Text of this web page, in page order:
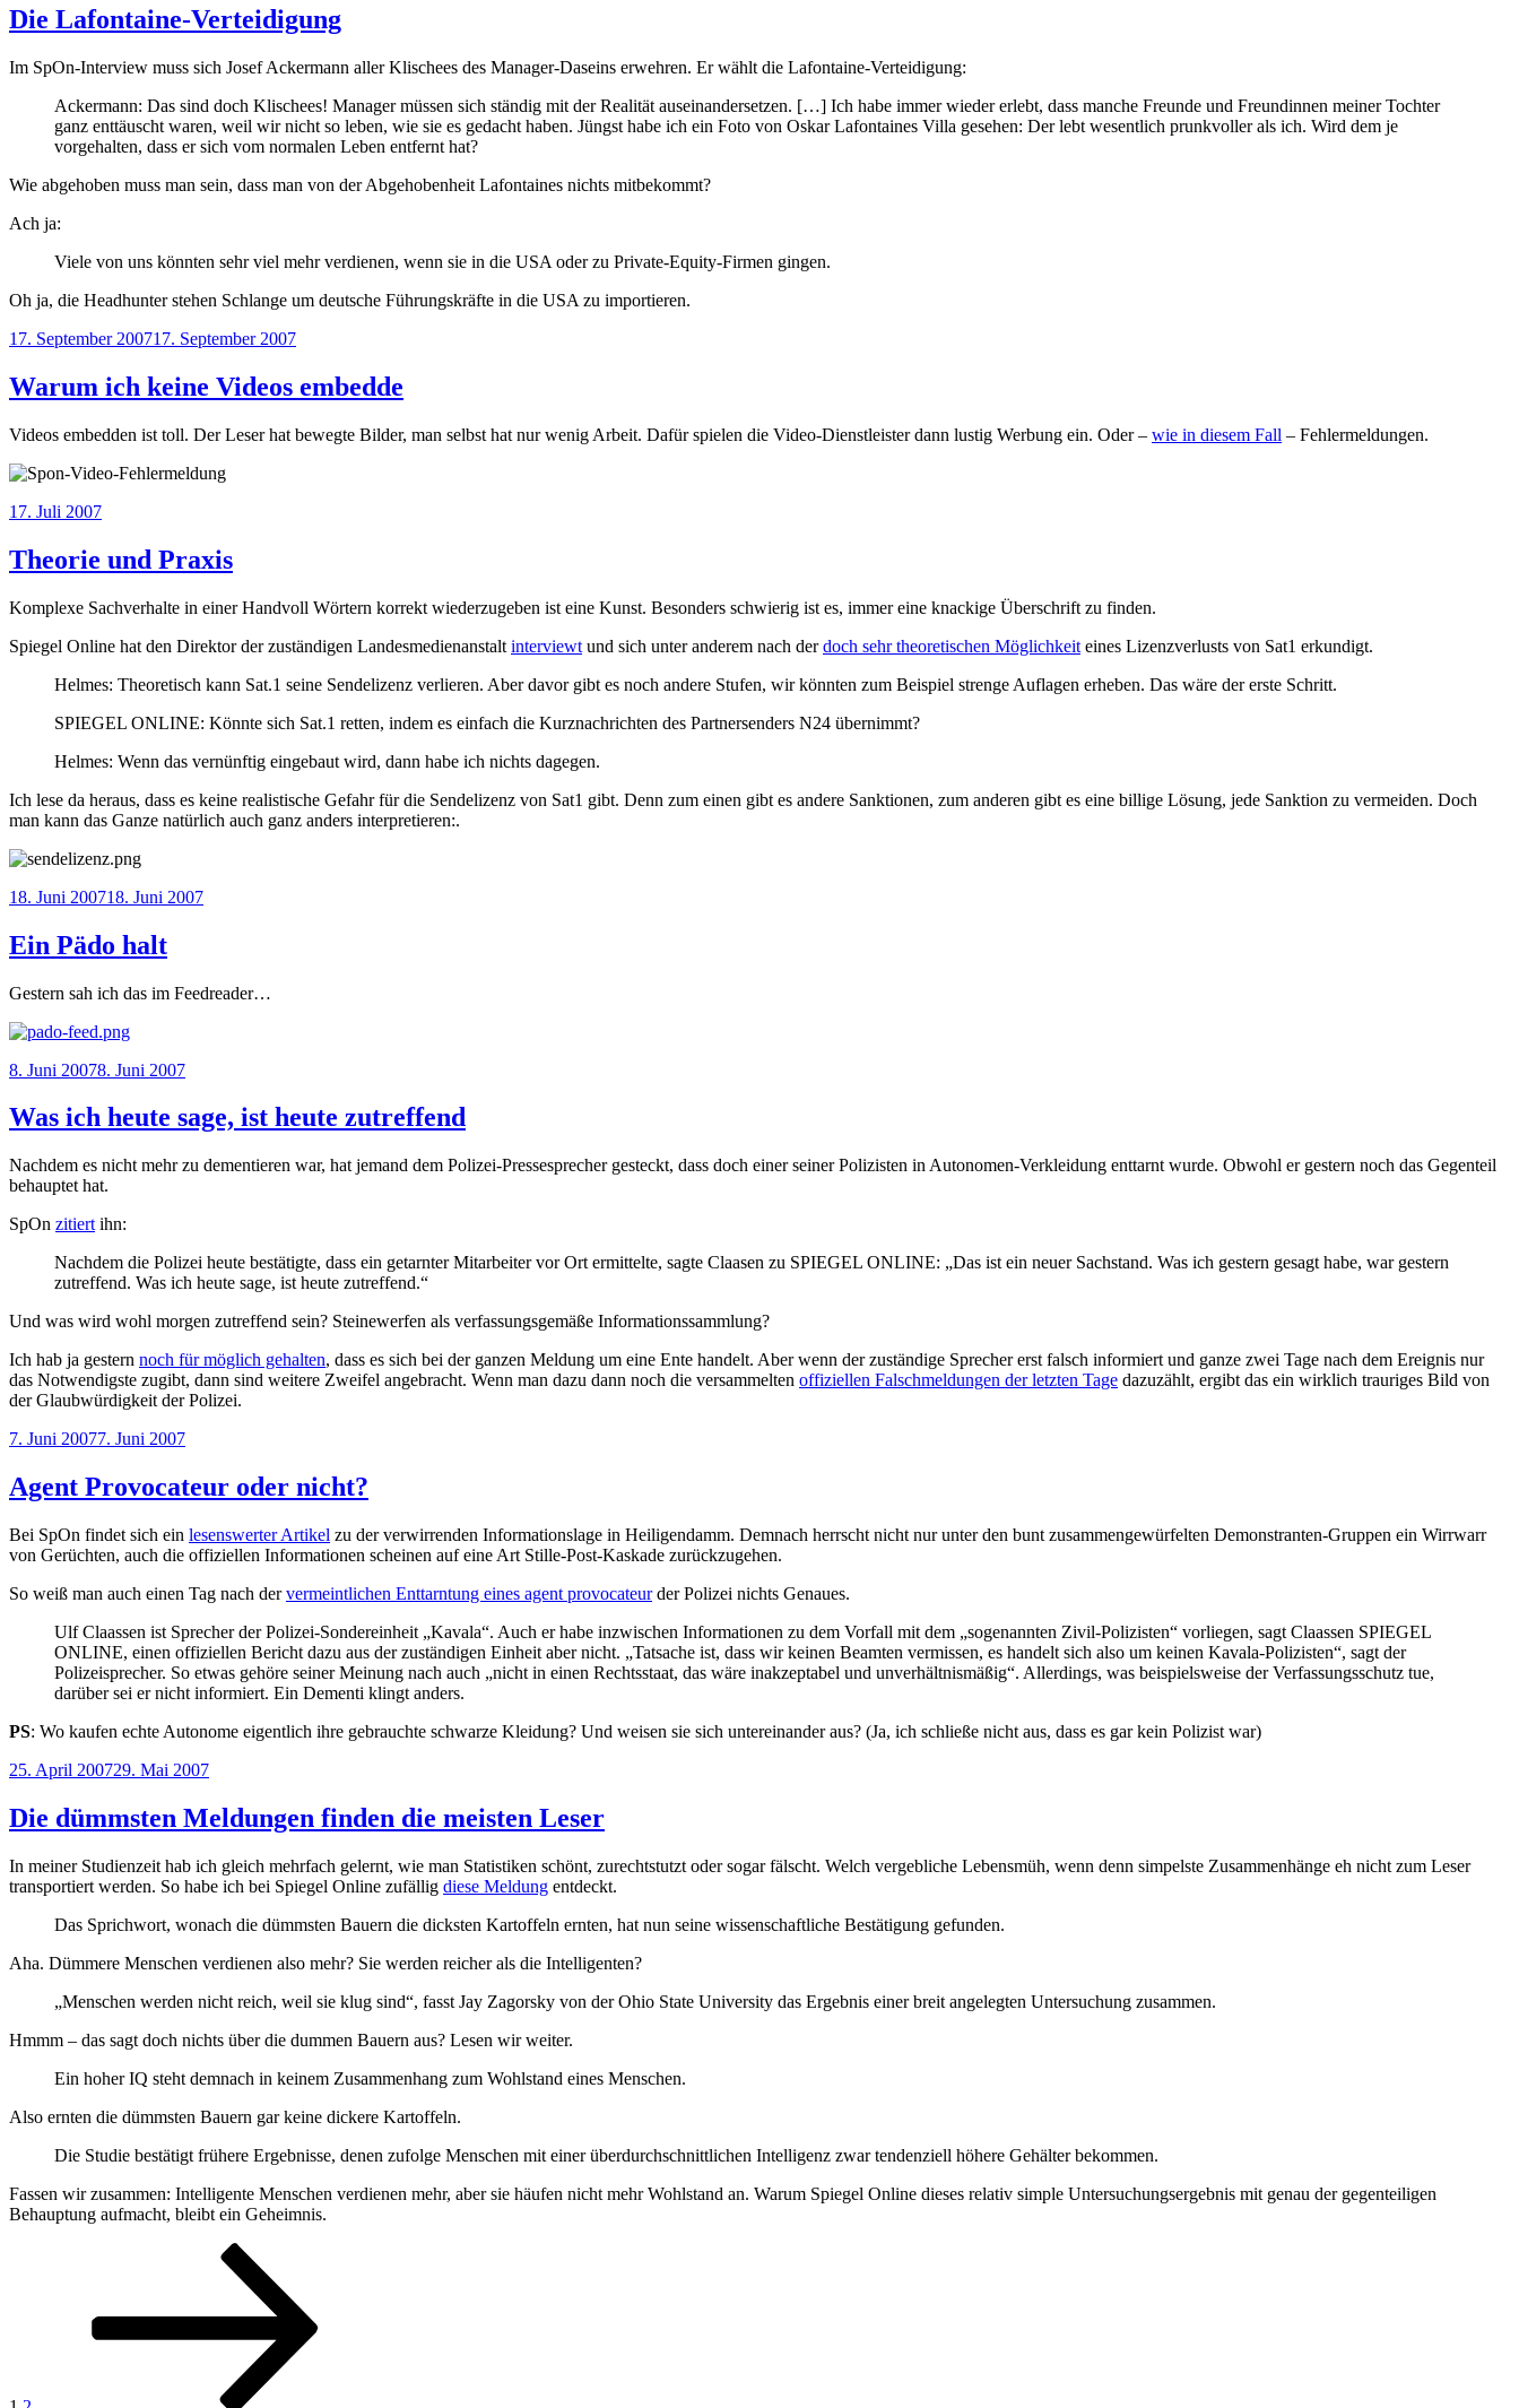
Die Lafontaine-Verteidigung
Im SpOn-Interview muss sich Josef Ackermann aller Klischees des Manager-Daseins erwehren. Er wählt die Lafontaine-Verteidigung:
Ackermann: Das sind doch Klischees! Manager müssen sich ständig mit der Realität auseinandersetzen. […] Ich habe immer wieder erlebt, dass manche Freunde und Freundinnen meiner Tochter
ganz enttäuscht waren, weil wir nicht so leben, wie sie es gedacht haben. Jüngst habe ich ein Foto von Oskar Lafontaines Villa gesehen: Der lebt wesentlich prunkvoller als ich. Wird dem je
vorgehalten, dass er sich vom normalen Leben entfernt hat?
Wie abgehoben muss man sein, dass man von der Abgehobenheit Lafontaines nichts mitbekommt?
Ach ja:
Viele von uns könnten sehr viel mehr verdienen, wenn sie in die USA oder zu Private-Equity-Firmen gingen.
Oh ja, die Headhunter stehen Schlange um deutsche Führungskräfte in die USA zu importieren.
Veröffentlicht
17. September 200717. September 2007
Warum ich keine Videos embedde
Videos embedden ist toll. Der Leser hat bewegte Bilder, man selbst hat nur wenig Arbeit. Dafür spielen die Video-Dienstleister dann lustig Werbung ein. Oder – wie in diesem Fall – Fehlermeldungen.
Veröffentlicht
17. Juli 2007
Theorie und Praxis
Komplexe Sachverhalte in einer Handvoll Wörtern korrekt wiederzugeben ist eine Kunst. Besonders schwierig ist es, immer eine knackige Überschrift zu finden.
Spiegel Online hat den Direktor der zuständigen Landesmedienanstalt interviewt und sich unter anderem nach derdoch sehr theoretischen Möglichkeit eines Lizenzverlusts von Sat1 erkundigt.
Helmes: Theoretisch kann Sat.1 seine Sendelizenz verlieren. Aber davor gibt es noch andere Stufen, wir könnten zum Beispiel strenge Auflagen erheben. Das wäre der erste Schritt.
SPIEGEL ONLINE: Könnte sich Sat.1 retten, indem es einfach die Kurznachrichten des Partnersenders N24 übernimmt?
Helmes: Wenn das vernünftig eingebaut wird, dann habe ich nichts dagegen.
Ich lese da heraus, dass es keine realistische Gefahr für die Sendelizenz von Sat1 gibt. Denn zum einen gibt es andere Sanktionen, zum anderen gibt es eine billige Lösung, jede Sanktion zu vermeiden. Doch
man kann das Ganze natürlich auch ganz anders interpretieren:.
Veröffentlicht
18. Juni 200718. Juni 2007
Ein Pädo halt
Gestern sah ich das im Feedreader…
Veröffentlicht
8. Juni 20078. Juni 2007
Was ich heute sage, ist heute zutreffend
Nachdem es nicht mehr zu dementieren war, hat jemand dem Polizei-Pressesprecher gesteckt, dass doch einer seiner Polizisten in Autonomen-Verkleidung enttarnt wurde. Obwohl er gestern noch das Gegenteil
behauptet hat.
SpOn zitiert ihn:
Nachdem die Polizei heute bestätigte, dass ein getarnter Mitarbeiter vor Ort ermittelte, sagte Claasen zu SPIEGEL ONLINE: „Das ist ein neuer Sachstand. Was ich gestern gesagt habe, war gestern
zutreffend. Was ich heute sage, ist heute zutreffend.“
Und was wird wohl morgen zutreffend sein? Steinewerfen als verfassungsgemäße Informationssammlung?
Ich hab ja gestern noch für möglich gehalten, dass es sich bei der ganzen Meldung um eine Ente handelt. Aber wenn der zuständige Sprecher erst falsch informiert und ganze zwei Tage nach dem Ereignis nur
das Notwendigste zugibt, dann sind weitere Zweifel angebracht. Wenn man dazu dann noch die versammelten offiziellen Falschmeldungen der letzten Tage dazuzählt, ergibt das ein wirklich trauriges Bild von
der Glaubwürdigkeit der Polizei.
Veröffentlicht
7. Juni 20077. Juni 2007
Agent Provocateur oder nicht?
Bei SpOn findet sich ein lesenswerter Artikel zu der verwirrenden Informationslage in Heiligendamm. Demnach herrscht nicht nur unter den bunt zusammengewürfelten Demonstranten-Gruppen ein Wirrwarr
von Gerüchten, auch die offiziellen Informationen scheinen auf eine Art Stille-Post-Kaskade zurückzugehen.
So weiß man auch einen Tag nach dervermeintlichen Enttarntung eines agent provocateurder Polizei nichts Genaues.
Ulf Claassen ist Sprecher der Polizei-Sondereinheit „Kavala“. Auch er habe inzwischen Informationen zu dem Vorfall mit dem „sogenannten Zivil-Polizisten“ vorliegen, sagt Claassen SPIEGEL
ONLINE, einen offiziellen Bericht dazu aus der zuständigen Einheit aber nicht. „Tatsache ist, dass wir keinen Beamten vermissen, es handelt sich also um keinen Kavala-Polizisten“, sagt der
Polizeisprecher. So etwas gehöre seiner Meinung nach auch „nicht in einen Rechtsstaat, das wäre inakzeptabel und unverhältnismäßig“. Allerdings, was beispielsweise der Verfassungsschutz tue,
darüber sei er nicht informiert. Ein Dementi klingt anders.
PS: Wo kaufen echte Autonome eigentlich ihre gebrauchte schwarze Kleidung? Und weisen sie sich untereinander aus? (Ja, ich schließe nicht aus, dass es gar kein Polizist war)
Veröffentlicht
25. April 200729. Mai 2007
Die dümmsten Meldungen finden die meisten Leser
In meiner Studienzeit hab ich gleich mehrfach gelernt, wie man Statistiken schönt, zurechtstutzt oder sogar fälscht. Welch vergebliche Lebensmüh, wenn denn simpelste Zusammenhänge eh nicht zum Leser
transportiert werden. So habe ich bei Spiegel Online zufällig diese Meldung entdeckt.
Das Sprichwort, wonach die dümmsten Bauern die dicksten Kartoffeln ernten, hat nun seine wissenschaftliche Bestätigung gefunden.
Aha. Dümmere Menschen verdienen also mehr? Sie werden reicher als die Intelligenten?
„Menschen werden nicht reich, weil sie klug sind“, fasst Jay Zagorsky von der Ohio State University das Ergebnis einer breit angelegten Untersuchung zusammen.
Hmmm – das sagt doch nichts über die dummen Bauern aus? Lesen wir weiter.
Ein hoher IQ steht demnach in keinem Zusammenhang zum Wohlstand eines Menschen.
Also ernten die dümmsten Bauern gar keine dickere Kartoffeln.
Die Studie bestätigt frühere Ergebnisse, denen zufolge Menschen mit einer überdurchschnittlichen Intelligenz zwar tendenziell höhere Gehälter bekommen.
Fassen wir zusammen: Intelligente Menschen verdienen mehr, aber sie häufen nicht mehr Wohlstand an. Warum Spiegel Online dieses relativ simple Untersuchungsergebnis mit genau der gegenteiligen
Behauptung aufmacht, bleibt ein Geheimnis.
Seitennummerierung
Beiträge